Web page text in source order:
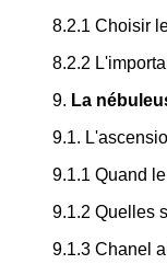
8.2.1 Choisir
8.2.2
9. La
9.1.
9.1.1 Quand
9.1.2 Quelles
9.1.3 Chanel